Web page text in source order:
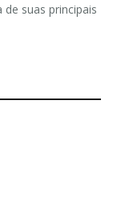
suas principais